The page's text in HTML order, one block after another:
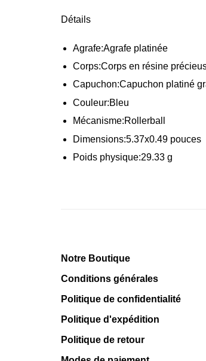
Détails
Agrafe:Agrafe platinée
Corps:Corps en résine
Capuchon:Capuchon platiné
Couleur:Bleu
Mécanisme:Rollerball
Dimensions:5.37x0.49 pouces
Poids physique:29.33 g
Notre Boutique
Conditions générales
Politique de confidentialité
Politique d'expédition
Politique de retour